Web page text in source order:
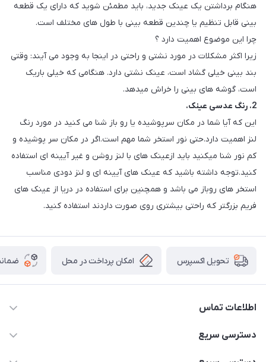
هنگام برداشتن یک عینک جدید، باید مطمئن شوید که دارای یک قطعه
بینی قابل تنظیم یا چندین قطعه بینی با طول های مختلف است.
چرا این موضوع اهمیت دارد ؟
زیرا اکثر مشکلات در مورد نشتی و راحتی در اینجا به وجود می آیند: وقتی
بند بینی خیلی گشاد است، عینک نشتی دارد. هنگامی که خیلی باریک
است، گوشه های بینی را خراش میدهد.
2. رنگ عدسی عینک.
این که آیا شما در مکان سرپوشیده یا رو باز شنا می کنید در مورد رنگ
لنز اهمیت دارد.حتی نور استخر شما مهم است.اگر در مکان سر پوشیده و
کم نور شنا میکنید باید ازعینک های با لنز روشن و غیر آیینه ای استفاده
کنید.توجه داشته باشید که عینک های آیینه ای و لنز دودی مناسب
استخر های روباز می باشد و همچنین برای استفاده در دریا از عینک های
فریم بزرگتر که راحتی بیشتری روی صورت داردند استفاده کنید.
تحویل اکسپرس امکان پرداخت در محل
اطلاعات تماس
02166456492 - 09121933405
دسترسی سریع
خرید کیسه خواب